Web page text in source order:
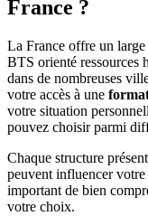
France ?
La France offre un large
BTS orienté ressources
dans de nombreuses
votre accès à une
votre situation
pouvez choisir parmi
Chaque structure
peuvent influencer
important de bien
votre choix.